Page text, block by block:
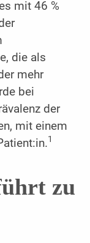
mit 46 %
die als
mehr
bei
der
mit einem
1
zu